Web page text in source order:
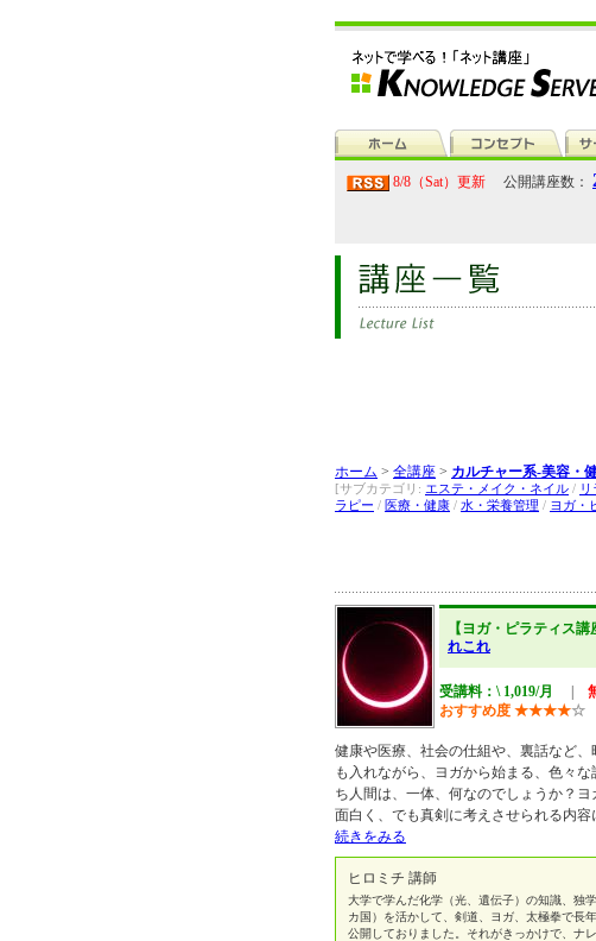
8/8（Sat）更新 公開講座数：
ホーム > 全講座 > カルチャー系-美容・
[サブカテゴリ: エステ・メイク・ネイル /
ラピー / 医療・健康 / 水・栄養管理 / ヨガ・
【ヨガ・ピラティス講
れこれ
受講料：\ 1,019/月
おすすめ度 ★★★★☆
健康や医療、社会の仕組や、裏話など
も入れながら、ヨガから始まる、色々
ち人間は、一体、何なのでしょうか？ヨ
面白く、でも真剣に考えさせられる内
続きをみる
ヒロミチ 講師
大学で学んだ化学（光、遺伝子）の知識、独
カ国）を活かして、剣道、ヨガ、太極拳で長
公開しておりました。それがきっかけで、ナ